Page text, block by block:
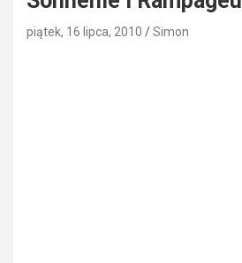
piątek, 16 lipca, 2010 Simon